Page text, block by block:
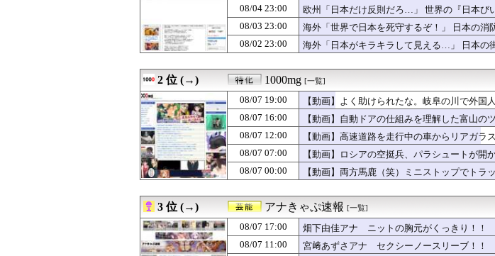
お盆になると旦那の祖父母宅に５泊くらいさせられる。旦
元ジャンポケ・斉藤慎二被告、 不同意性交で懲役7年求
08/07 19:00
文系学部卒ってどんな仕事に就くの？結局何で食っていく
08/07 19:00
【ポケモンチャンピオンズ】ゲッコウガ対策やスコヴィラ
08/07 19:00
カードゲーマーってなんであんな臭いの？
08/07 19:00
車中泊できる軽のオススメ
08/07 19:00
【動画】よく助けられたな。岐阜の川で外国人が溺れてし
08/07 19:00
バスの中に、リュック背負った母子がいた 幼稚園児の男の
08/07 19:00
韓国人「人間冷蔵庫は日本が作ったから絶対に売れないと思
08/07 19:00
梅澤美波の『ナマ下半身』大変なことになってるって...ガチ
08/07 19:00
【ラブライブ！】【画像】愛「QU4RTZのクォーツ時計！
08/07 19:00
失敗ゲームハード3選「ドリームキャスト」「セガサターン
08/07 19:00
😭「うｯ❗️うんち出リュゥｳ‼️」
08/07 19:00
佐藤輝明、23号ツーランで阪神先制wwwwwwwwww
08/07 19:00
TOKIO～光を求めて～ 二部 第１１７話
08/07 18:58
【朗報】菅原咲月の浴衣2026、ガチで一線を越える
08/07 18:56
「宝くじの1番賢い買い方」←これ
08/07 18:55
熊本県知事、オールドメディアの被災者、遺族への取材に
08/04 23:00
欧州「日本だけ反則だろ…」 世界の『日本び
08/03 23:00
海外「世界で日本を死守するぞ！」 日本の
08/02 23:00
海外「日本がキラキラして見える…」 日本の
2 位 (→) 1000mg [一覧]
08/07 19:00
【動画】よく助けられたな。岐阜の川で外国
08/07 16:00
【動画】自動ドアの仕組みを理解した富山の
08/07 12:00
【動画】高速道路を走行中の車からリアガラ
08/07 07:00
【動画】ロシアの空挺兵、パラシュートが開
08/07 00:00
【動画】両方馬鹿（笑）ミニストップでトラ
3 位 (→) アナきゃぷ速報 [一覧]
08/07 17:00
畑下由佳アナ ニットの胸元がくっきり！！
08/07 11:00
宮﨑あずさアナ セクシーノースリーブ！！